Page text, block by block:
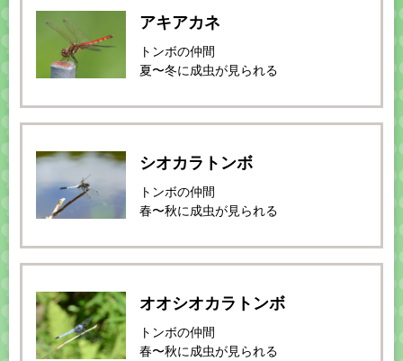
アキアカネ
トンボの仲間
夏〜冬に成虫が見られる
シオカラトンボ
トンボの仲間
春〜秋に成虫が見られる
オオシオカラトンボ
トンボの仲間
春〜秋に成虫が見られる